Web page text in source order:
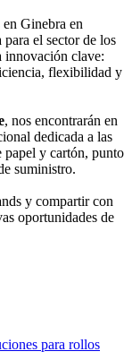
en Ginebra en
el sector de los
innovación clave:
flexibilidad y
, nos encontrarán en
dedicada a las
papel y cartón, punto
suministro.
y compartir con
oportunidades de